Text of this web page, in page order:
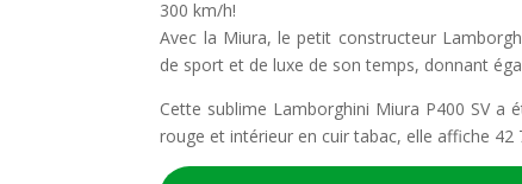
300 km/h!
Avec la Miura, le petit constructeur
de sport et de luxe de son temps, donnant
Cette sublime Lamborghini Miura P400 SV
rouge et intérieur en cuir tabac, elle affiche